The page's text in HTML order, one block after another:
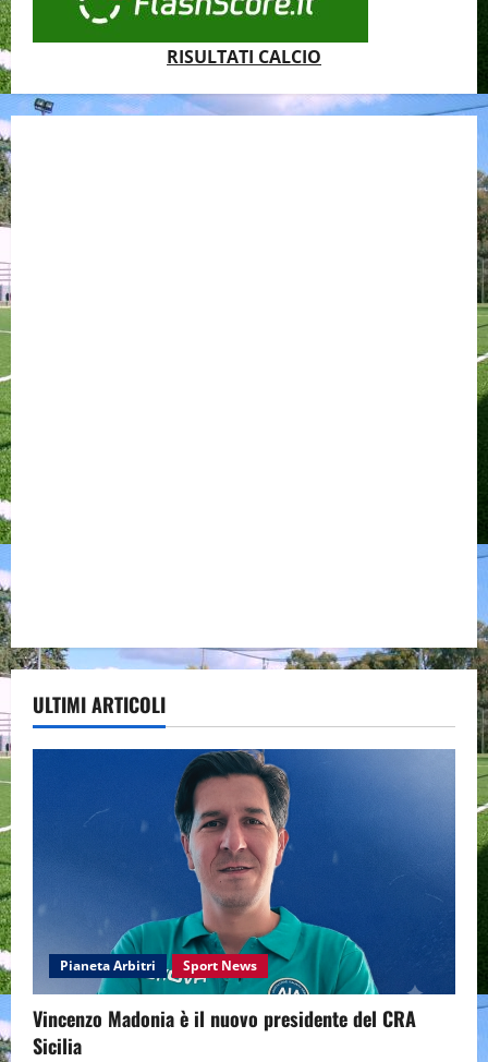
RISULTATI CALCIO
ULTIMI ARTICOLI
Pianeta Arbitri Sport News
Vincenzo Madonia è il nuovo presidente del CRA
Sicilia